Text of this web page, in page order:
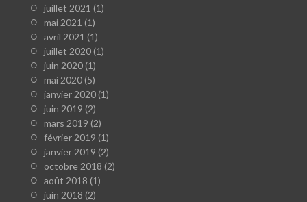
juillet 2021 (1)
mai 2021 (1)
avril 2021 (1)
juillet 2020(1)
juin 2020(1)
mai 2020(5)
janvier 2020(1)
juin 2019 (2)
mars 2019 (2)
février 2019 (1)
janvier 2019 (2)
octobre 2018 (2)
août 2018 (1)
juin 2018 (2)